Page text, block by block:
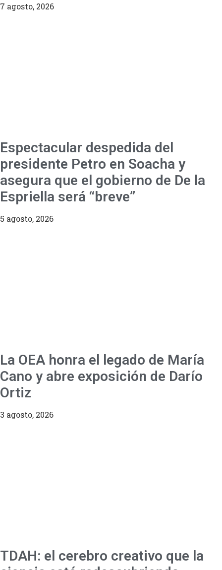
7 agosto, 2026
Espectacular despedida del
presidente Petro en Soacha y
asegura que el gobierno de De la
Espriella será “breve”
5 agosto, 2026
La OEA honra el legado de María
Cano y abre exposición de Darío
Ortiz
3 agosto, 2026
TDAH: el cerebro creativo que la